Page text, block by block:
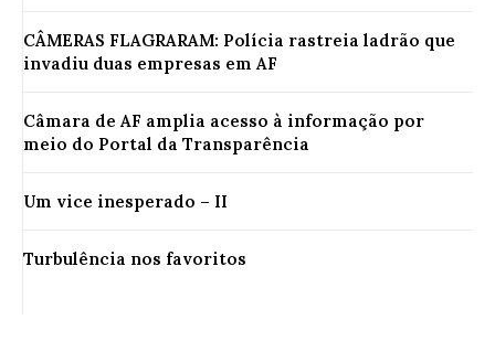
CÂMERAS FLAGRARAM: Polícia rastreia ladrão que
invadiu duas empresas em AF
Câmara de AF amplia acesso à informação por
meio do Portal da Transparência
Um vice inesperado – II
Turbulência nos favoritos